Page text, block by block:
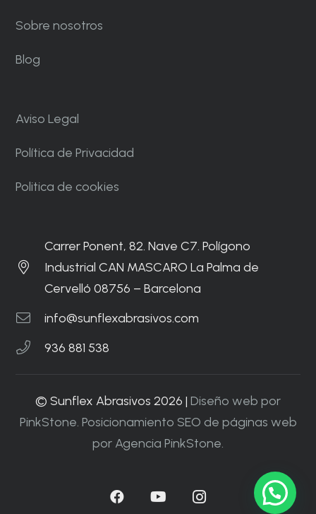
Sobre nosotros
Blog
Aviso Legal
Política de Privacidad
Politica de cookies
Carrer Ponent, 82. Nave C7. Polígono
Industrial CAN MASCARO La Palma de
Cervelló 08756 – Barcelona
info@sunflexabrasivos.com
936 881 538
© Sunflex Abrasivos 2026 | Diseño web por
PinkStone. Posicionamiento SEO de páginas web
por Agencia PinkStone.